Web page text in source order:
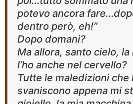
potevo ancora
dentro però, eh!”
Dopo domani?
Ma allora, santo cielo, la
l’ho anche nel cervello?
Tutte le maledizioni che
svaniscono appena mi